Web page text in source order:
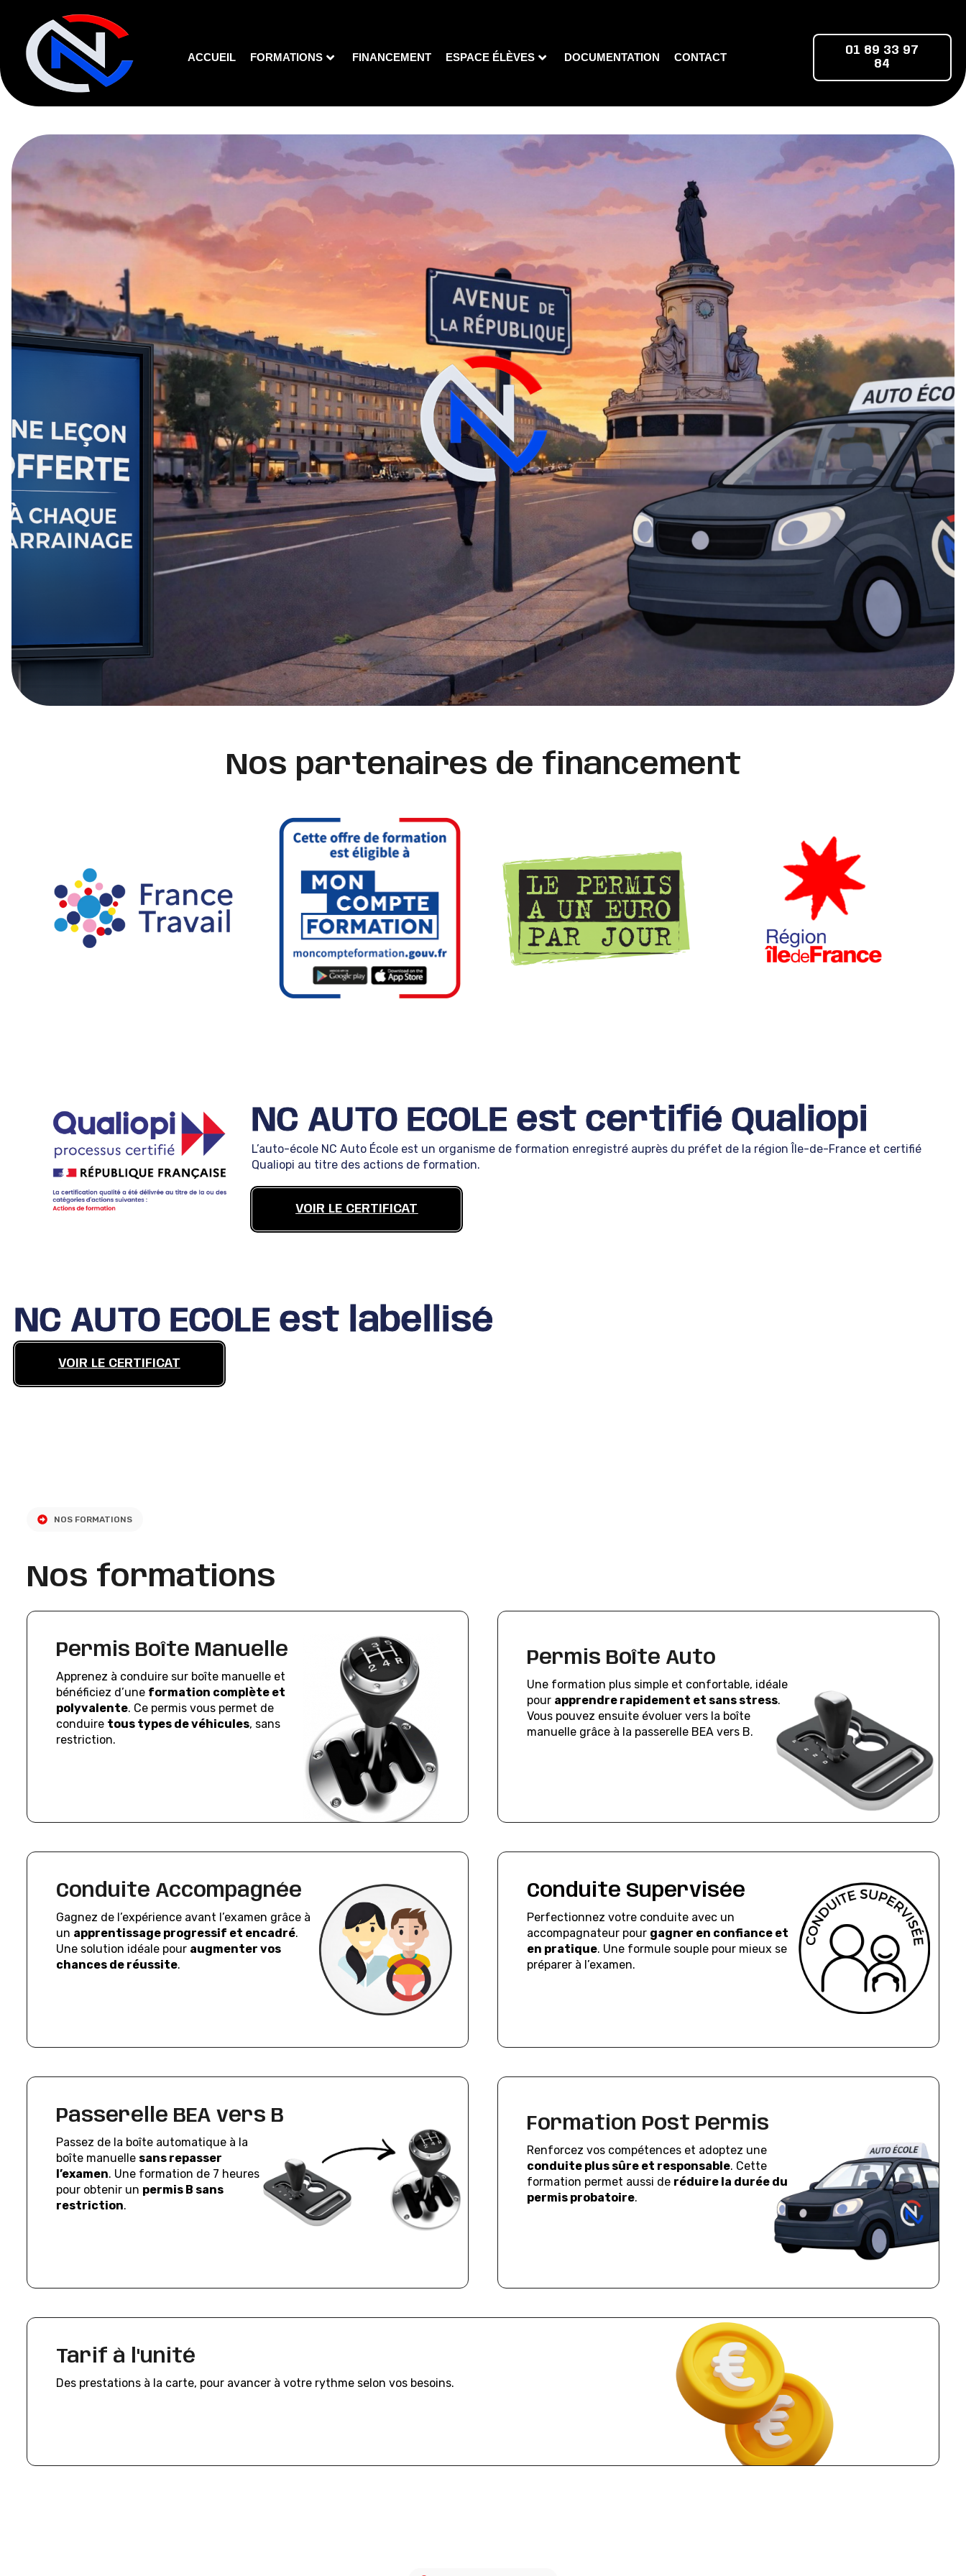
ACCUEIL FORMATIONS FINANCEMENT ESPACE ÉLÈVES DOCUMENTATION CONTACT
01 89 33 97
84
Nos partenaires de financement
NC AUTO ECOLE est certifié Qualiopi
L’auto-école NC Auto École est un organisme de formation enregistré auprès du préfet de la région Île-de-France et certifié
Qualiopi au titre des actions de formation.
VOIR LE CERTIFICAT
NC AUTO ECOLE est labellisé
VOIR LE CERTIFICAT
NOS FORMATIONS
Nos formations
Permis Boîte Manuelle
Apprenez à conduire sur boîte manuelle et
bénéficiez d’une formation complète et
polyvalente. Ce permis vous permet de
conduire tous types de véhicules, sans
restriction.
Permis Boîte Auto
Une formation plus simple et confortable, idéale
pour apprendre rapidement et sans stress.
Vous pouvez ensuite évoluer vers la boîte
manuelle grâce à la passerelle BEA vers B.
Conduite Accompagnée
Gagnez de l’expérience avant l’examen grâce à
un apprentissage progressif et encadré.
Une solution idéale pour augmenter vos
chances de réussite.
Conduite Supervisée
Perfectionnez votre conduite avec un
accompagnateur pour gagner en confiance et
en pratique. Une formule souple pour mieux se
préparer à l’examen.
Passerelle BEA vers B
Passez de la boîte automatique à la
boîte manuelle sans repasser
l’examen. Une formation de 7 heures
pour obtenir un permis B sans
restriction.
Formation Post Permis
Renforcez vos compétences et adoptez une
conduite plus sûre et responsable. Cette
formation permet aussi de réduire la durée du
permis probatoire.
Tarif à l'unité
Des prestations à la carte, pour avancer à votre rythme selon vos besoins.